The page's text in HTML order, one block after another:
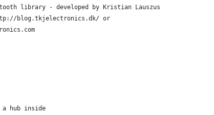
library - developed by Kristian Lauszus
blog.tkjelectronics.dk/ or
a hub inside